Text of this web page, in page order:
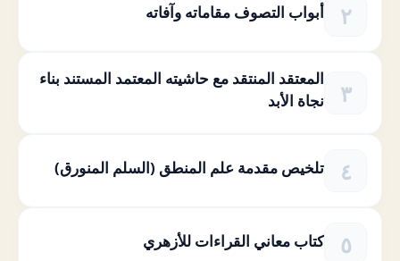
أبواب التصوف مقاماته وآفاته
المعتقد المنتقد مع حاشيته المعتمد المستند بناء
نجاة الأبد
تلخيص مقدمة علم المنطق (السلم المنورق)
كتاب معاني القراءات للأزهري